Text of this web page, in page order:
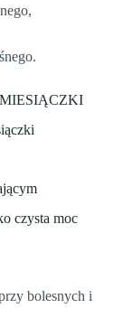
MIESIĄCZKI
czysta moc
bolesnych i